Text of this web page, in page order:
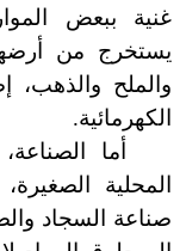
غنية ببعض
يستخرج من
والملح والذهب،
الكهرمائية.
أما
المحلية
صناعة السجاد